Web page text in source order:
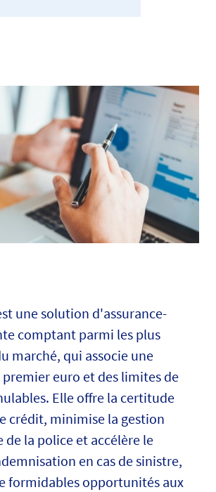
une solution d'assurance-
comptant parmi les plus
marché, qui associe une
euro et des limites de
Elle offre la certitude
crédit, minimise la gestion
la police et accélère le
en cas de sinistre,
formidables opportunités aux